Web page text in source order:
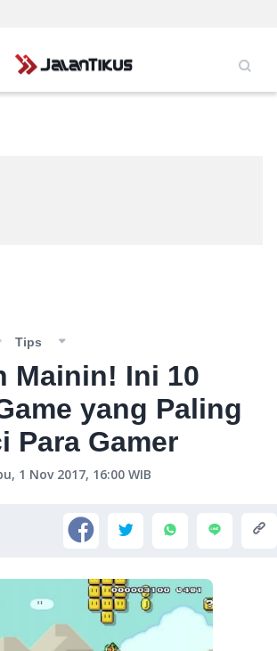
Tips
Mainin! Ini 10
yang Paling
Para Gamer
1 Nov 2017, 16:00 WIB